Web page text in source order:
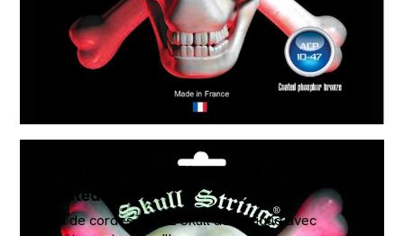
Skull acoustique Phosphore Bronze
Coated 11/52
Jeu de cordes 11/52 Skull acoustique avec